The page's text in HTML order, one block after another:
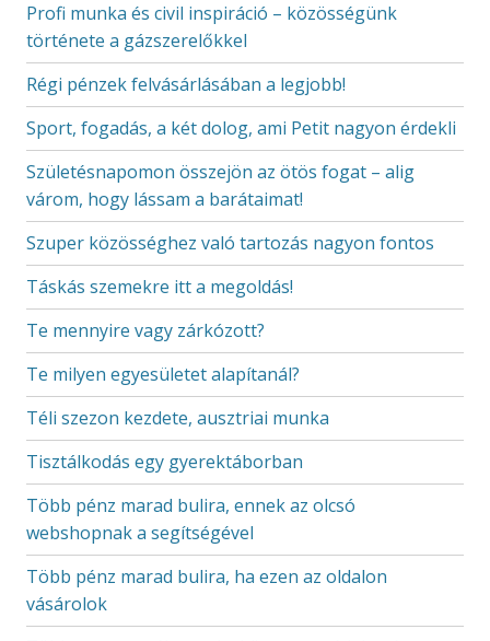
Profi munka és civil inspiráció – közösségünk
története a gázszerelőkkel
Régi pénzek felvásárlásában a legjobb!
Sport, fogadás, a két dolog, ami Petit nagyon érdekli
Születésnapomon összejön az ötös fogat – alig
várom, hogy lássam a barátaimat!
Szuper közösséghez való tartozás nagyon fontos
Táskás szemekre itt a megoldás!
Te mennyire vagy zárkózott?
Te milyen egyesületet alapítanál?
Téli szezon kezdete, ausztriai munka
Tisztálkodás egy gyerektáborban
Több pénz marad bulira, ennek az olcsó
webshopnak a segítségével
Több pénz marad bulira, ha ezen az oldalon
vásárolok